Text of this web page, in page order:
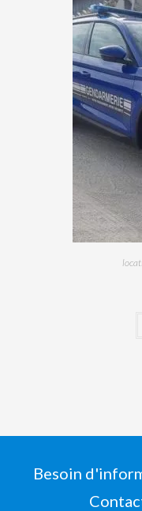
Besoin